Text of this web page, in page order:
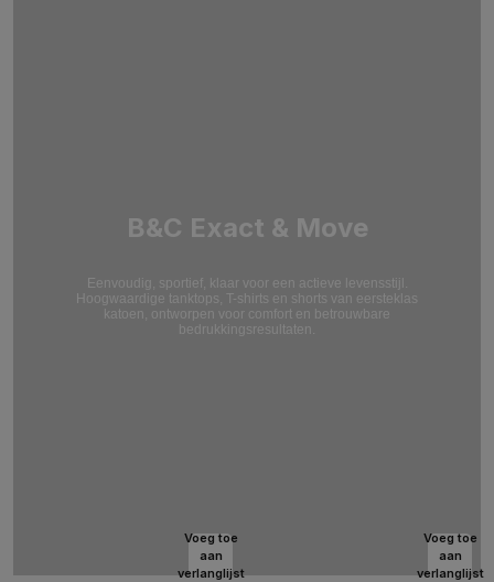
B&C Exact & Move
Eenvoudig, sportief, klaar voor een actieve levensstijl.
Hoogwaardige tanktops, T-shirts en shorts van eersteklas
katoen, ontworpen voor comfort en betrouwbare
bedrukkingsresultaten.
Voeg toe
aan
verlanglijst
Voeg toe
aan
verlanglijst